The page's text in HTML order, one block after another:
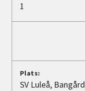
Lyssna
1
Plats:
SV Luleå,